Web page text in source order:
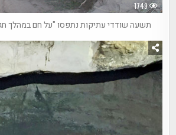
1749
תשעה שודדי עתיקות נתפסו "על חם במהלך